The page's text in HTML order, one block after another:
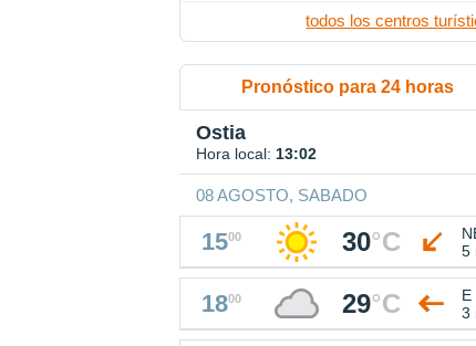
todos los centros
Pronóstico para 24 horas
Ostia
Hora local: 13:02
08 AGOSTO, SABADO
1500 30°C
5
1800 29°C
E
3